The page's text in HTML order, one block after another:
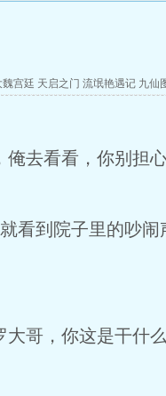
魏宫廷 天启之门 流氓艳遇记 九仙
看看，你别担心
到院子里的吵闹
哥，你这是干什